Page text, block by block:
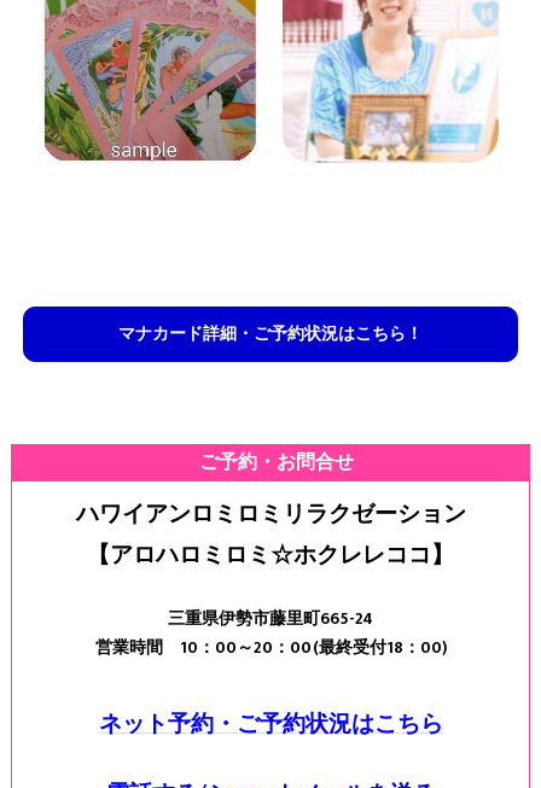
マナカード詳細・ご予約状況はこちら！
ご予約・お問合せ
ハワイアンロミロミリラクゼーション
【アロハロミロミ☆ホクレレココ】
三重県伊勢市藤里町665-24
営業時間 10：00～20：00(最終受付18：00)
ネット予約・ご予約状況はこちら